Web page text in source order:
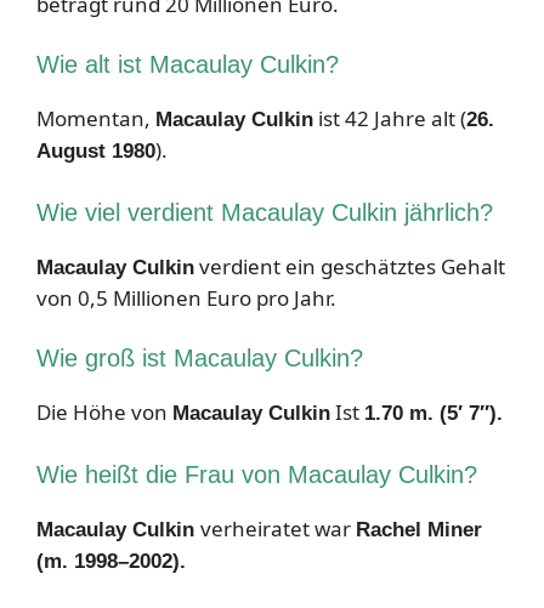
Wie alt ist Macaulay Culkin?
Momentan, Macaulay Culkin ist 42 Jahre alt (26.
August 1980).
Wie viel verdient Macaulay Culkin jährlich?
Macaulay Culkin verdient ein geschätztes Gehalt
von 0,5 Millionen Euro pro Jahr.
Wie groß ist Macaulay Culkin?
Die Höhe von Macaulay Culkin Ist 1.70 m. (5′ 7″).
Wie heißt die Frau von Macaulay Culkin?
Macaulay Culkin verheiratet war Rachel Miner
(m. 1998–2002).